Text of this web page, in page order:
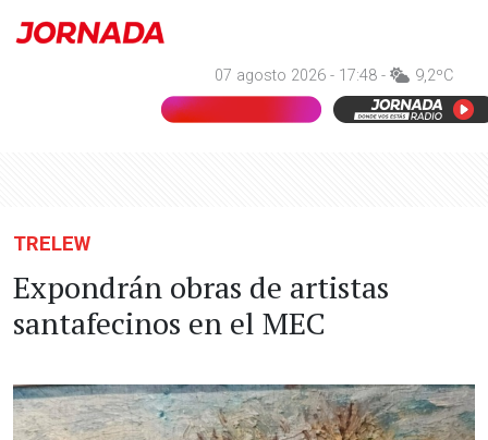
07 agosto 2026 - 17:48 - 9,2ºC
TRELEW
Expondrán obras de artistas
santafecinos en el MEC